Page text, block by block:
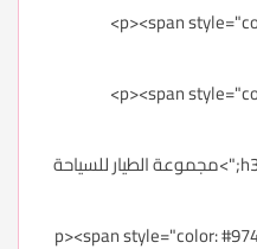
<h3><span style="color: #974806;">مجموعة الطيار للسياحة
<p><span style="color: